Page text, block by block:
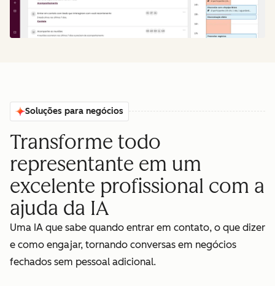
Soluções para negócios
Transforme todo
representante em um
excelente profissional com a
ajuda da IA
Uma IA que sabe quando entrar em contato, o que dizer
e como engajar, tornando conversas em negócios
fechados sem pessoal adicional.